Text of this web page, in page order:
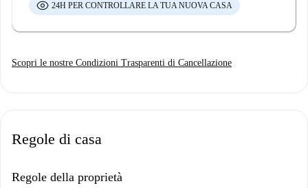
24H PER CONTROLLARE LA TUA NUOVA CASA
Scopri le nostre Condizioni Trasparenti di Cancellazione
Regole di casa
Regole della proprietà